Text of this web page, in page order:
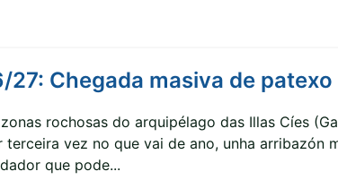
Chegada masiva de patexo
rochosas do arquipélago das Illas Cíes
terceira vez no que vai de ano, unha arribazón
que pode...